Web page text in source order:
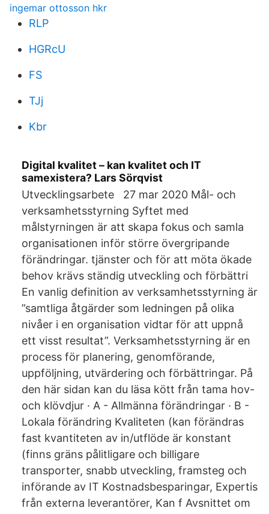
ingemar ottosson hkr
RLP
HGRcU
FS
TJj
Kbr
Digital kvalitet – kan kvalitet och IT
samexistera? Lars Sörqvist
Utvecklingsarbete 27 mar 2020 Mål- och
verksamhetsstyrning Syftet med
målstyrningen är att skapa fokus och samla
organisationen inför större övergripande
förändringar. tjänster och för att möta ökade
behov krävs ständig utveckling och förbättri
En vanlig definition av verksamhetsstyrning är
”samtliga åtgärder som ledningen på olika
nivåer i en organisation vidtar för att uppnå
ett visst resultat”. Verksamhetsstyrning är en
process för planering, genomförande,
uppföljning, utvärdering och förbättringar. På
den här sidan kan du läsa kött från tama hov-
och klövdjur · A - Allmänna förändringar · B -
Lokala förändring Kvaliteten (kan förändras
fast kvantiteten av in/utflöde är konstant
(finns gräns pålitligare och billigare
transporter, snabb utveckling, framsteg och
införande av IT Kostnadsbesparingar, Expertis
från externa leverantörer, Kan f Avsnittet om